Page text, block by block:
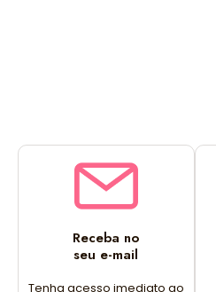
Receba no
seu e-mail
Tenha acesso imediato ao